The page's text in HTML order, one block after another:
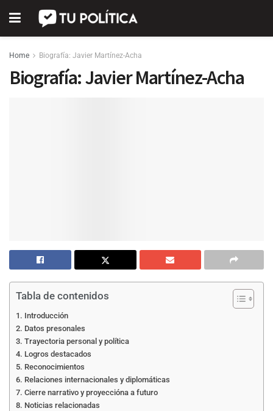
Home Biografía: Javier Martínez-Acha
Biografía: Javier Martínez-Acha
Tabla de contenidos
Introducción
Datos presonales
Trayectoria personal y política
Logros destacados
Reconocimientos
Relaciones internacionales y diplomáticas
Cierre narrativo y proyeccióna a futuro
Noticias relacionadas